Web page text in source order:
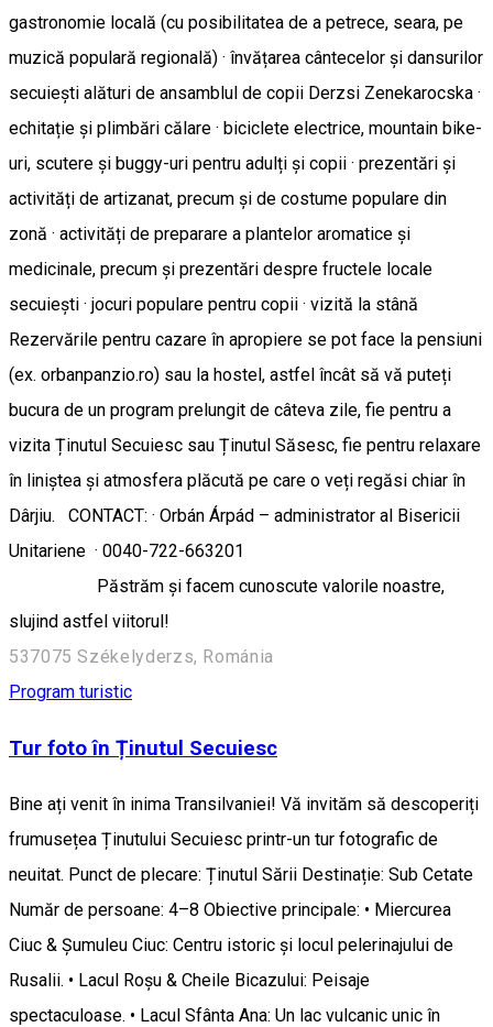
gastronomie locală (cu posibilitatea de a petrece, seara, pe
muzică populară regională) · învățarea cântecelor și dansurilor
secuiești alături de ansamblul de copii Derzsi Zenekarocska ·
echitație și plimbări călare · biciclete electrice, mountain bike-
uri, scutere și buggy-uri pentru adulți și copii · prezentări și
activități de artizanat, precum și de costume populare din
zonă · activități de preparare a plantelor aromatice și
medicinale, precum și prezentări despre fructele locale
secuiești · jocuri populare pentru copii · vizită la stână
Rezervările pentru cazare în apropiere se pot face la pensiuni
(ex. orbanpanzio.ro) sau la hostel, astfel încât să vă puteți
bucura de un program prelungit de câteva zile, fie pentru a
vizita Ținutul Secuiesc sau Ținutul Săsesc, fie pentru relaxare
în liniștea și atmosfera plăcută pe care o veți regăsi chiar în
Dârjiu. CONTACT: · Orbán Árpád – administrator al Bisericii
Unitariene · 0040-722-663201
Păstrăm și facem cunoscute valorile noastre,
slujind astfel viitorul!
537075 Székelyderzs, Románia
Program turistic
Tur foto în Ținutul Secuiesc
Bine ați venit în inima Transilvaniei! Vă invităm să descoperiți
frumusețea Ținutului Secuiesc printr-un tur fotografic de
neuitat. Punct de plecare: Ținutul Sării Destinație: Sub Cetate
Număr de persoane: 4–8 Obiective principale: • Miercurea
Ciuc & Șumuleu Ciuc: Centru istoric și locul pelerinajului de
Rusalii. • Lacul Roșu & Cheile Bicazului: Peisaje
spectaculoase. • Lacul Sfânta Ana: Un lac vulcanic unic în